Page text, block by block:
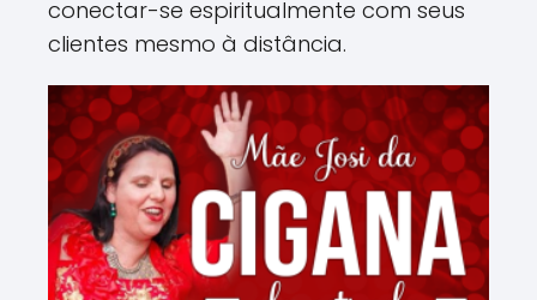
conectar-se espiritualmente com seus
clientes mesmo à distância​.